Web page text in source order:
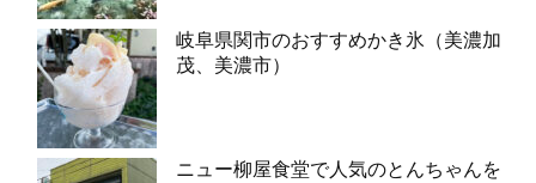
岐阜県関市のおすすめかき氷（美濃加
茂、美濃市）
ニュー柳屋食堂で人気のとんちゃんを